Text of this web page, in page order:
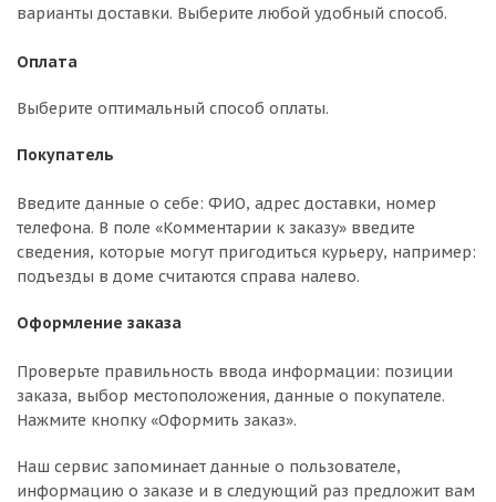
варианты доставки. Выберите любой удобный способ.
Оплата
Выберите оптимальный способ оплаты.
Покупатель
Введите данные о себе: ФИО, адрес доставки, номер
телефона. В поле «Комментарии к заказу» введите
сведения, которые могут пригодиться курьеру, например:
подъезды в доме считаются справа налево.
Оформление заказа
Проверьте правильность ввода информации: позиции
заказа, выбор местоположения, данные о покупателе.
Нажмите кнопку «Оформить заказ».
Наш сервис запоминает данные о пользователе,
информацию о заказе и в следующий раз предложит вам